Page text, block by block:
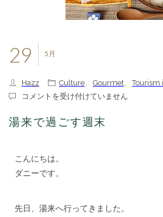
5月
29
Hazz Culture , Gourmet ,
Tourism
湯
で
過
週
末
コメントを受け付けていません
湯来で過ごす週末
こんにちは。
ダニーです。
先日、湯来へ行ってきました。